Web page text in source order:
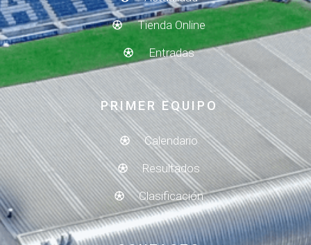
Tienda Online
Entradas
PRIMER EQUIPO
Calendario
Resultados
Clasificación